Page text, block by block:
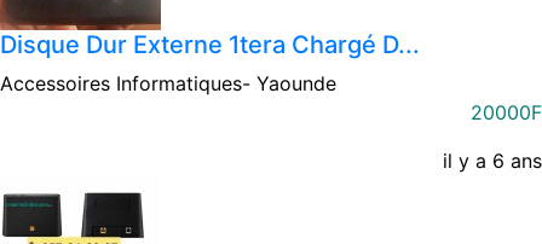
Disque Dur Externe 1tera Chargé D...
Accessoires Informatiques- Yaounde
20000F
il y a 6 ans